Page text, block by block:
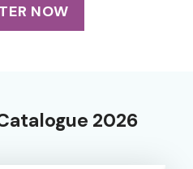
NOW
2026